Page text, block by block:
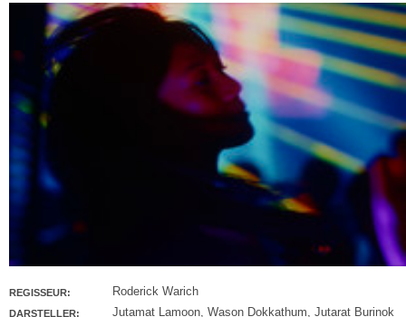
REGISSEUR: Roderick Warich
DARSTELLER: Jutamat Lamoon, Wason Dokkathum, Jutarat Burinok